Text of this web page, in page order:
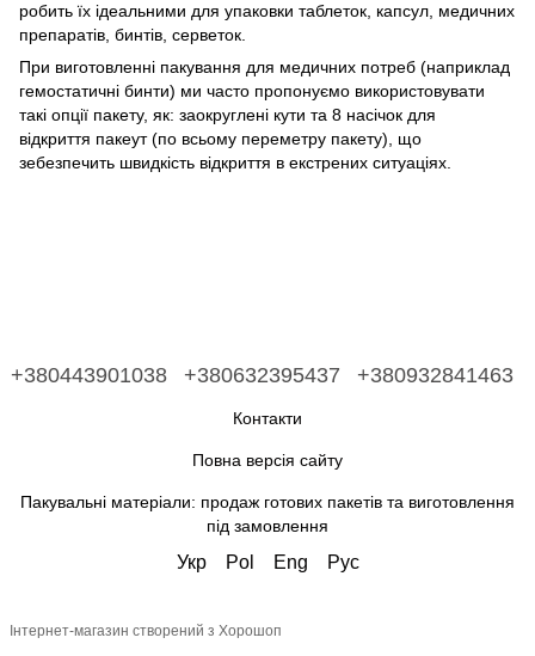
робить їх ідеальними для упаковки таблеток, капсул, медичних
препаратів, бинтів, серветок.
При виготовленні пакування для медичних потреб (наприклад
гемостатичні бинти) ми часто пропонуємо використовувати
такі опції пакету, як: заокруглені кути та 8 насічок для
відкриття пакеут (по всьому переметру пакету), що
зебезпечить швидкість відкриття в екстрених ситуаціях.
+380443901038 +380632395437 +380932841463
Контакти
Повна версія сайту
Пакувальні матеріали: продаж готових пакетів та виготовлення
під замовлення
Укр Pol Eng Рус
Інтернет-магазин створений з Хорошоп